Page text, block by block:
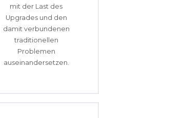
mit der Last des
Upgrades und den
damit verbundenen
traditionellen
Problemen
auseinandersetzen.